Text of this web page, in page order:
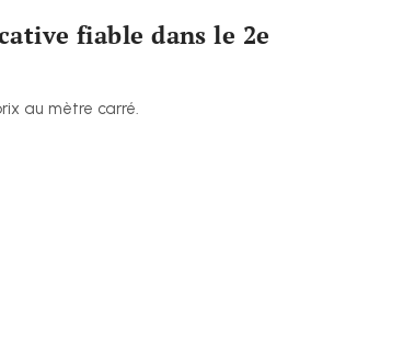
fiable dans le 2e
au mètre carré.